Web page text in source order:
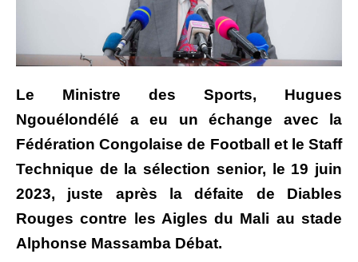
Le Ministre des Sports, Hugues
Ngouélondélé a eu un échange avec la
Fédération Congolaise de Football et le Staff
Technique de la sélection senior, le 19 juin
2023, juste après la défaite de Diables
Rouges contre les Aigles du Mali au stade
Alphonse Massamba Débat.